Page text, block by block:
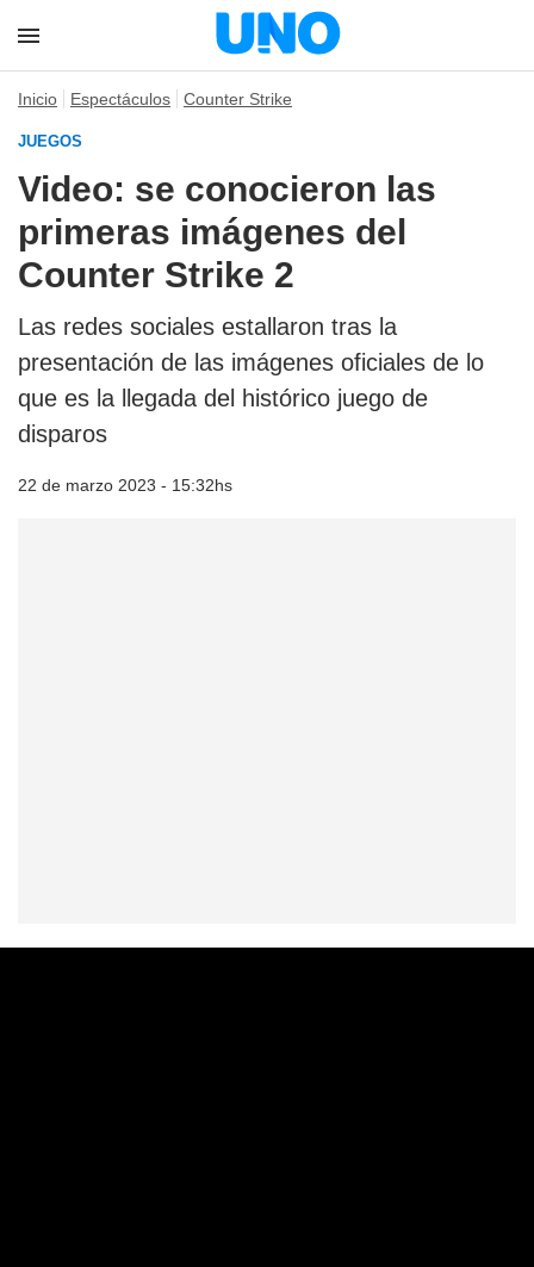
Inicio Espectáculos Counter Strike
JUEGOS
Video: se conocieron las
primeras imágenes del
Counter Strike 2
Las redes sociales estallaron tras la
presentación de las imágenes oficiales de lo
que es la llegada del histórico juego de
disparos
22 de marzo 2023 - 15:32hs